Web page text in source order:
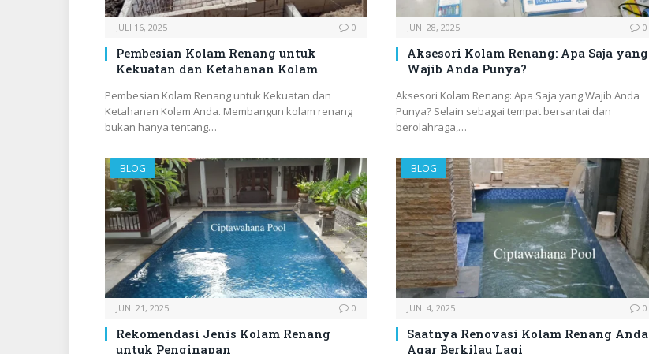
JULI 16, 2025 0
Pembesian Kolam Renang untuk
Kekuatan dan Ketahanan Kolam
Pembesian Kolam Renang untuk Kekuatan dan
Ketahanan Kolam Anda. Membangun kolam renang
bukan hanya tentang…
JUNI 28, 2025 0
Aksesori Kolam Renang: Apa Saja yang
Wajib Anda Punya?
Aksesori Kolam Renang: Apa Saja yang Wajib Anda
Punya? Selain sebagai tempat bersantai dan
berolahraga,…
BLOG
JUNI 21, 2025 0
Rekomendasi Jenis Kolam Renang
untuk Penginapan
BLOG
JUNI 4, 2025 0
Saatnya Renovasi Kolam Renang Anda
Agar Berkilau Lagi